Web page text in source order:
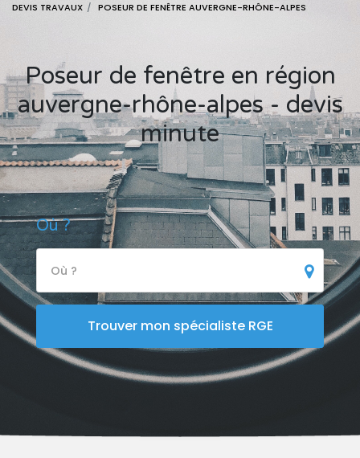
DEVIS TRAVAUX POSEUR DE FENÊTRE AUVERGNE-RHÔNE-ALPES
Poseur de fenêtre en région
auvergne-rhône-alpes - devis
minute
Où ?
Où ?